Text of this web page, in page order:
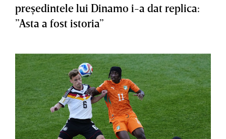
preşedintele lui Dinamo i-a dat replica:
”Asta a fost istoria”